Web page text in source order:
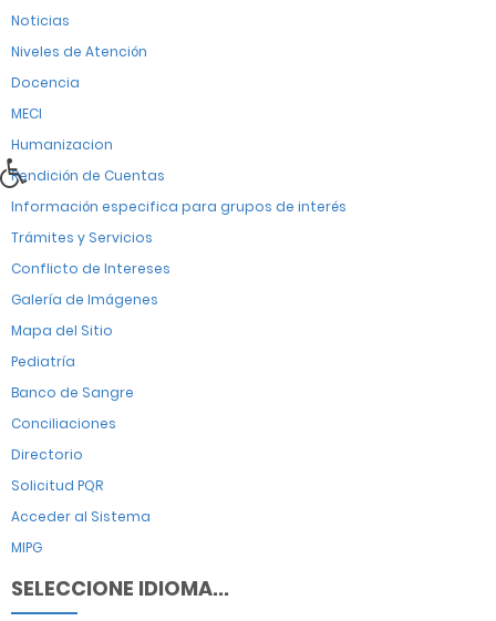
Noticias
Niveles de Atención
Docencia
MECI
Humanizacion
Rendición de Cuentas
Información especifica para grupos de interés
Trámites y Servicios
Conflicto de Intereses
Galería de Imágenes
Mapa del Sitio
Pediatría
Banco de Sangre
Conciliaciones
Directorio
Solicitud PQR
Acceder al Sistema
MIPG
SELECCIONE IDIOMA...